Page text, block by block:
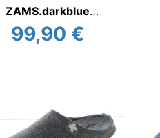
ZAMS.darkblue
Hauspantoffel warm
99,90 €